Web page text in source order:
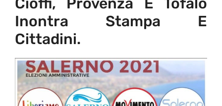
Inontra Stampa E
Cittadini.